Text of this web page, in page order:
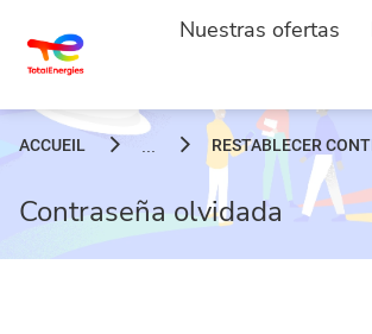
Nuestras ofertas
ACCUEIL RESTABLECER
Contraseña olvidada